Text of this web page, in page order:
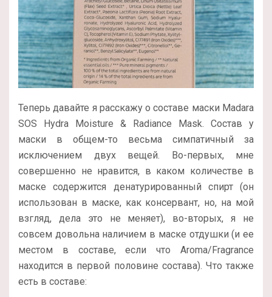
Теперь давайте я расскажу о составе маски Madara
SOS Hydra Moisture & Radiance Mask. Состав у
маски в общем-то весьма симпатичный за
исключением двух вещей. Во-первых, мне
совершенно не нравится, в каком количестве в
маске содержится денатурированный спирт (он
использован в маске, как консервант, но, на мой
взгляд, дела это не меняет), во-вторых, я не
совсем довольна наличием в маске отдушки (и ее
местом в составе, если что Aroma/Fragrance
находится в первой половине состава). Что также
есть в составе: